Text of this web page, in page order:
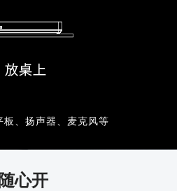
、扬声器、麦克风等
心开